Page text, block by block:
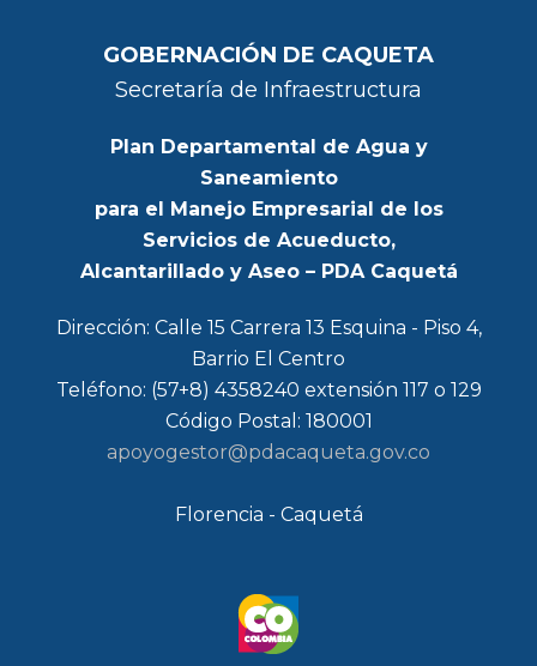
GOBERNACIÓN DE CAQUETA
Secretaría de Infraestructura
Plan Departamental de Agua y
Saneamiento
para el Manejo Empresarial de los
Servicios de Acueducto,
Alcantarillado y Aseo – PDA Caquetá
Dirección: Calle 15 Carrera 13 Esquina - Piso 4,
Barrio El Centro
Teléfono: (57+8) 4358240 extensión 117 o 129
Código Postal: 180001
apoyogestor@pdacaqueta.gov.co
Florencia - Caquetá